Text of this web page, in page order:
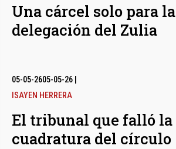
Una cárcel solo para la
delegación del Zulia
05-05-2605-05-26
ISAYEN HERRERA
El tribunal que falló la
cuadratura del círculo